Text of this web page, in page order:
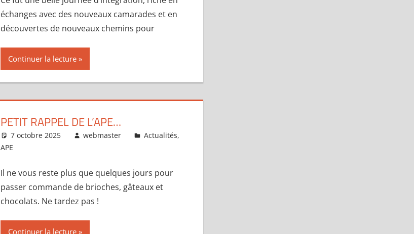
échanges avec des nouveaux camarades et en
découvertes de nouveaux chemins pour
Continuer la lecture
PETIT RAPPEL DE L’APE…
7 octobre 2025 webmaster Actualités,
APE
Il ne vous reste plus que quelques jours pour
passer commande de brioches, gâteaux et
chocolats. Ne tardez pas !
Continuer la lecture